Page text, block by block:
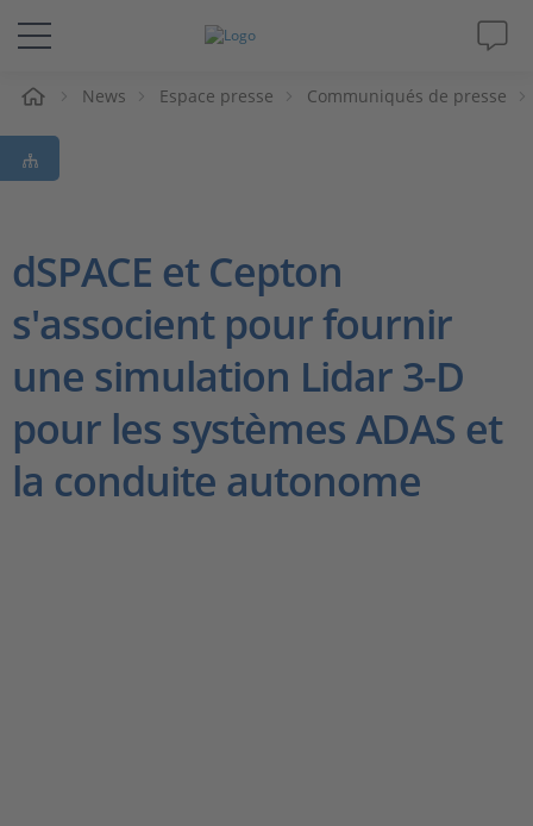
Solutions & Produits
Support
Société
Carrières
News Espace presse Communiqués de presse
dSPACE et Cepton
s'associent pour fournir
une simulation Lidar 3-D
pour les systèmes ADAS et
la conduite autonome